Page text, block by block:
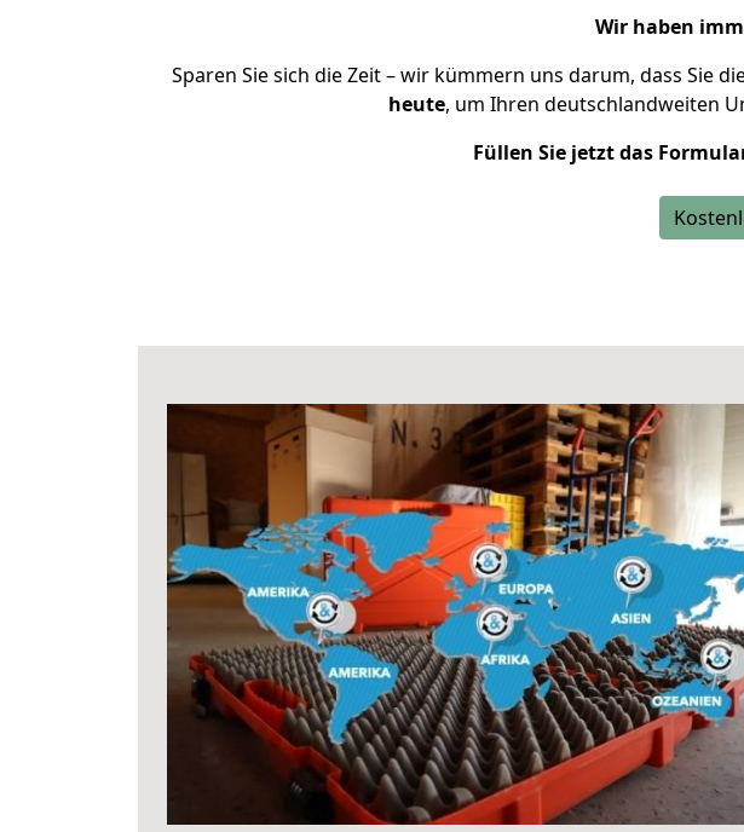
Wir haben
Sparen Sie sich die Zeit – wir kümmern uns darum, dass Sie
heute, um Ihren deutschlandweiten
Füllen Sie jetzt das